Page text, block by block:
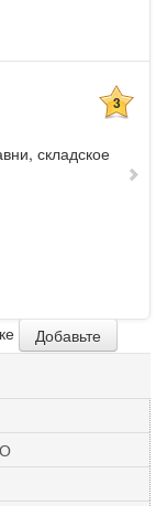
3
складское
Добавьте